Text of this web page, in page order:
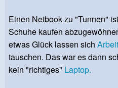
Einen Netbook zu "Tunnen"
Schuhe kaufen
etwas Glück lassen sich
tauschen. Das war es dann
kein "richtiges" Laptop.